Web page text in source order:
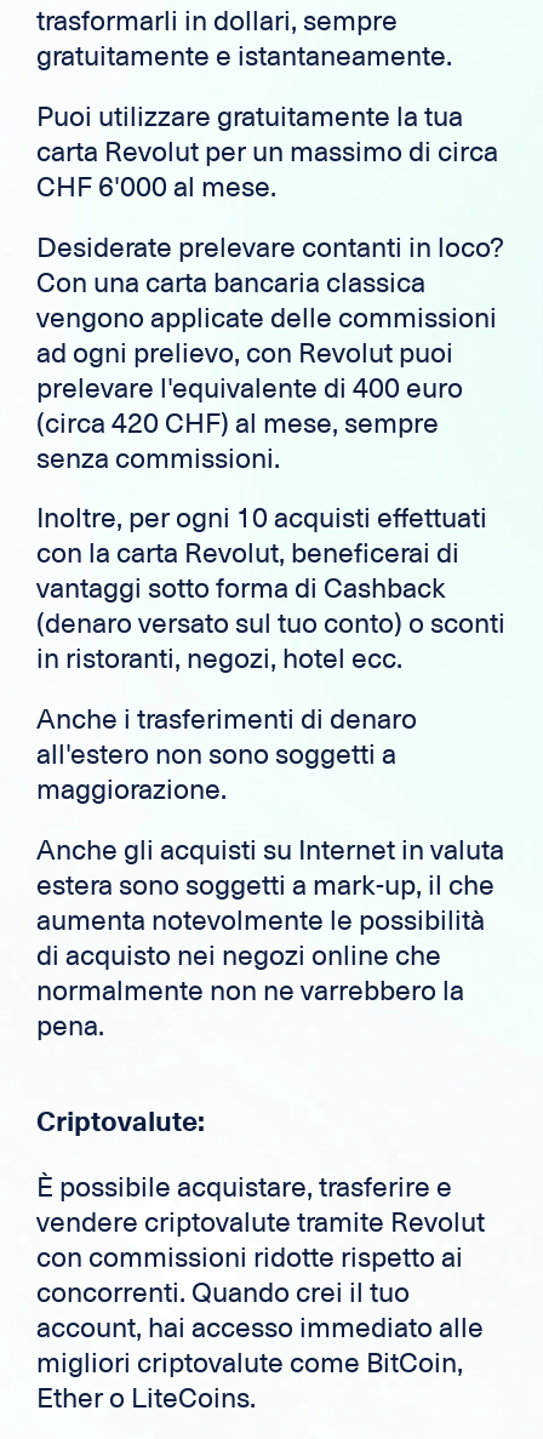
trasformarli in dollari, sempre
gratuitamente e istantaneamente.
Puoi utilizzare gratuitamente la tua
carta Revolut per un massimo di circa
CHF 6'000 al mese.
Desiderate prelevare contanti in loco?
Con una carta bancaria classica
vengono applicate delle commissioni
ad ogni prelievo, con Revolut puoi
prelevare l'equivalente di 400 euro
(circa 420 CHF) al mese, sempre
senza commissioni.
Inoltre, per ogni 10 acquisti effettuati
con la carta Revolut, beneficerai di
vantaggi sotto forma di Cashback
(denaro versato sul tuo conto) o sconti
in ristoranti, negozi, hotel ecc.
Anche i trasferimenti di denaro
all'estero non sono soggetti a
maggiorazione.
Anche gli acquisti su Internet in valuta
estera sono soggetti a mark-up, il che
aumenta notevolmente le possibilità
di acquisto nei negozi online che
normalmente non ne varrebbero la
pena.
Criptovalute:
È possibile acquistare, trasferire e
vendere criptovalute tramite Revolut
con commissioni ridotte rispetto ai
concorrenti. Quando crei il tuo
account, hai accesso immediato alle
migliori criptovalute come BitCoin,
Ether o LiteCoins.